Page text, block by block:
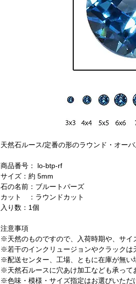
天然石ルース/定番の形のラウンド・オー
商品番号： lo-btp-rf
サイズ：約 5mm
石の名前：ブルートパーズ
カット ：ラウンドカット
入り数：1個
注意事項
※天然のものですので、入荷時期や、サイ
※若干のインクリュージョンやクラックは
※配送センター、工場、ともに在庫が無い
※天然石ルースに穴あけ加工なども承って
※色味・模様・サイズ指定はお選びいただ